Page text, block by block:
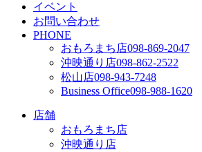
イベント
お問い合わせ
PHONE
おもろまち店098-869-2047
沖映通り店098-862-2522
松山店098-943-7248
Business Office098-988-1620
店舗
おもろまち店
沖映通り店